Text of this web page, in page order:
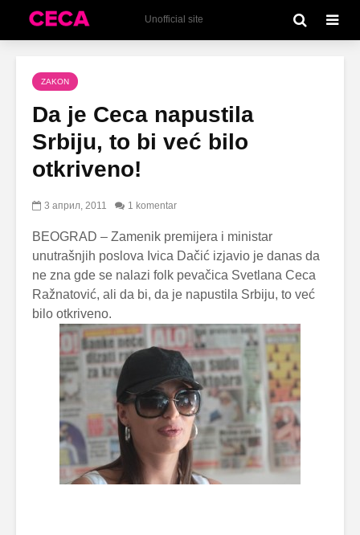
Unofficial site
ZAKON
Da je Ceca napustila
Srbiju, to bi već bilo
otkriveno!
3 април, 2011 1 komentar
BEOGRAD – Zamenik premijera i ministar
unutrašnjih poslova Ivica Dačić izjavio je danas da
ne zna gde se nalazi folk pevačica Svetlana Ceca
Ražnatović, ali da bi, da je napustila Srbiju, to već
bilo otkriveno.